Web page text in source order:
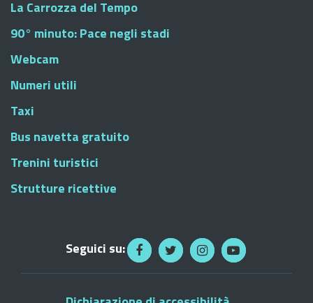
La Carrozza del Tempo
90° minuto: Pace negli stadi
Webcam
Numeri utili
Taxi
Bus navetta gratuito
Trenini turistici
Strutture ricettive
Seguici su: